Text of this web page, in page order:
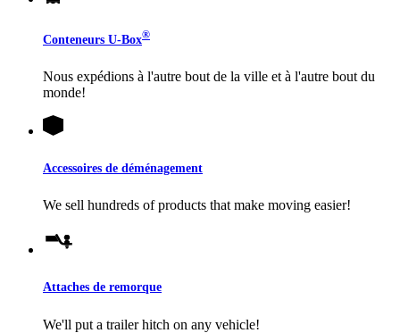
Conteneurs U-Box®
Nous expédions à l'autre bout de la ville et à l'autre bout du
monde!
Accessoires de déménagement
We sell hundreds of products that make moving easier!
Attaches de remorque
We'll put a trailer hitch on any vehicle!